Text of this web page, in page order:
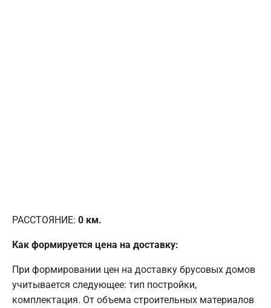
РАССТОЯНИЕ: 0 км.
Как формируется цена на доставку:
При формировании цен на доставку брусовых домов
учитывается следующее: тип постройки,
комплектация. От объема строительных материалов